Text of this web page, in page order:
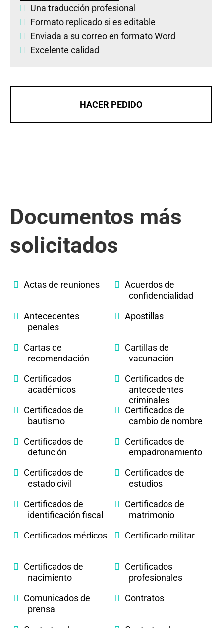
Una traducción profesional
Formato replicado si es editable
Enviada a su correo en formato Word
Excelente calidad
HACER PEDIDO
Documentos más
solicitados
Actas de reuniones
Acuerdos de
confidencialidad
Antecedentes
penales
Apostillas
Cartas de
recomendación
Cartillas de
vacunación
Certificados
académicos
Certificados de
antecedentes
criminales
Certificados de
bautismo
Certificados de
cambio de nombre
Certificados de
defunción
Certificados de
empadronamiento
Certificados de
estado civil
Certificados de
estudios
Certificados de
identificación fiscal
Certificados de
matrimonio
Certificados médicos
Certificado militar
Certificados de
nacimiento
Certificados
profesionales
Comunicados de
prensa
Contratos